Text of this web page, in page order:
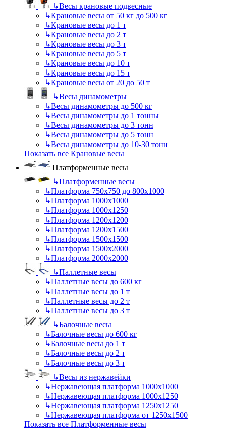
↳Весы крановые подвесные
↳Крановые весы от 50 кг до 500 кг
↳Крановые весы до 1 т
↳Крановые весы до 2 т
↳Крановые весы до 3 т
↳Крановые весы до 5 т
↳Крановые весы до 10 т
↳Крановые весы до 15 т
↳Крановые весы от 20 до 50 т
↳Весы динамометры
↳Весы динамометры до 500 кг
↳Весы динамометры до 1 тонны
↳Весы динамометры до 3 тонн
↳Весы динамометры до 5 тонн
↳Весы динамометры до 10-30 тонн
Показать все Крановые весы
Платформенные весы
↳Платформенные весы
↳Платформа 750х750 до 800х1000
↳Платформа 1000х1000
↳Платформа 1000х1250
↳Платформа 1200х1200
↳Платформа 1200х1500
↳Платформа 1500х1500
↳Платформа 1500х2000
↳Платформа 2000х2000
↳Паллетные весы
↳Паллетные весы до 600 кг
↳Паллетные весы до 1 т
↳Паллетные весы до 2 т
↳Паллетные весы до 3 т
↳Балочные весы
↳Балочные весы до 600 кг
↳Балочные весы до 1 т
↳Балочные весы до 2 т
↳Балочные весы до 3 т
↳Весы из нержавейки
↳Нержавеющая платформа 1000х1000
↳Нержавеющая платформа 1000х1250
↳Нержавеющая платформа 1250х1250
↳Нержавеющая платформа от 1250х1500
Показать все Платформенные весы